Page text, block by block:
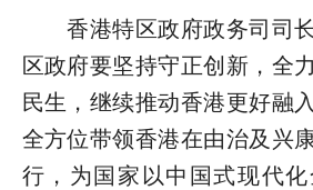
香港特区政府政务司司长
区政府要坚持守正创新，全
民生，继续推动香港更好融
全方位带领香港在由治及兴
行，为国家以中国式现代